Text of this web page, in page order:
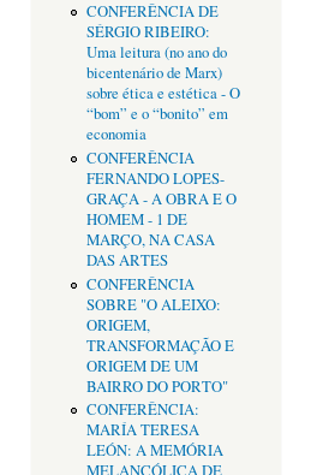
CONFERÊNCIA DE
SÉRGIO RIBEIRO:
Uma leitura (no ano do
bicentenário de Marx)
sobre ética e estética - O
“bom” e o “bonito” em
economia
CONFERÊNCIA
FERNANDO LOPES-
GRAÇA - A OBRA E O
HOMEM - 1 DE
MARÇO, NA CASA
DAS ARTES
CONFERÊNCIA
SOBRE "O ALEIXO:
ORIGEM,
TRANSFORMAÇÃO E
ORIGEM DE UM
BAIRRO DO PORTO"
CONFERÊNCIA:
MARÍA TERESA
LEÓN: A MEMÓRIA
MELANCÓLICA DE